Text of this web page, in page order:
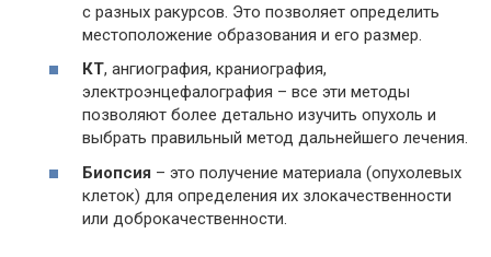
с разных ракурсов. Это позволяет определить
местоположение образования и его размер.
КТ, ангиография, краниография,
электроэнцефалография – все эти методы
позволяют более детально изучить опухоль и
выбрать правильный метод дальнейшего лечения.
Биопсия – это получение материала (опухолевых
клеток) для определения их злокачественности
или доброкачественности.